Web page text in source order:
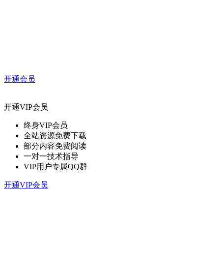
开通会员
开通VIP会员
终身VIP会员
全站资源免费下载
部分内容免费阅读
一对一技术指导
VIP用户专属QQ群
开通VIP会员